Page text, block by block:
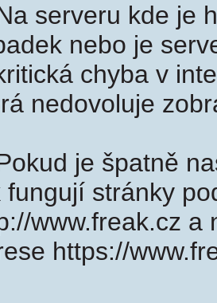
serveru kde je
nebo je
chyba v
nedovoluje
je špatně
fungují stránky
www.freak.cz a
https://